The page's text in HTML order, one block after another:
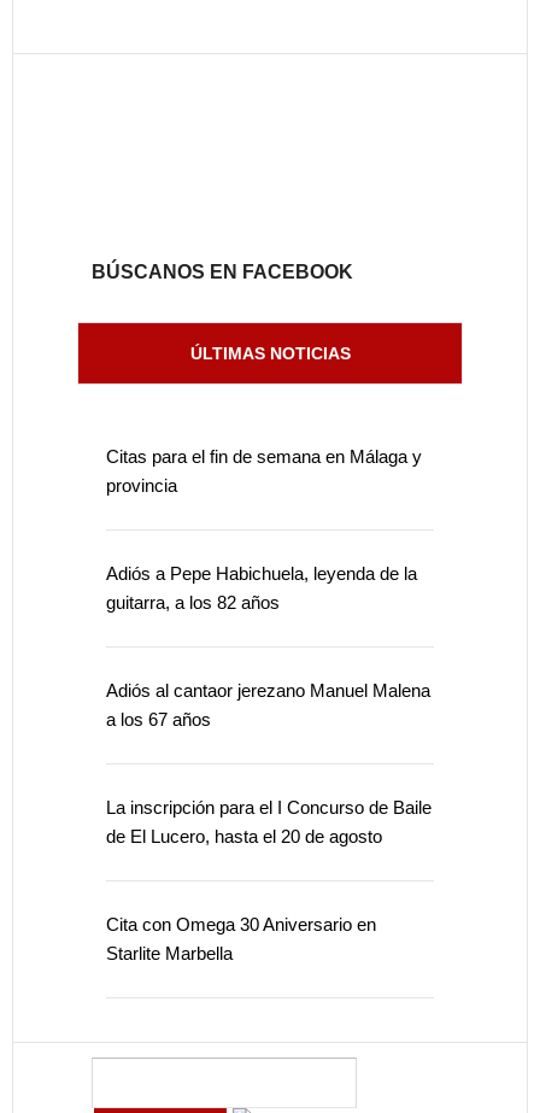
BÚSCANOS EN FACEBOOK
ÚLTIMAS NOTICIAS
Citas para el fin de semana en Málaga y
provincia
Adiós a Pepe Habichuela, leyenda de la
guitarra, a los 82 años
Adiós al cantaor jerezano Manuel Malena
a los 67 años
La inscripción para el I Concurso de Baile
de El Lucero, hasta el 20 de agosto
Cita con Omega 30 Aniversario en
Starlite Marbella